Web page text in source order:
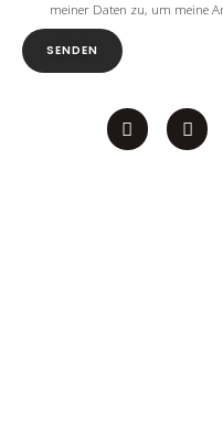
meiner Daten zu, um meine